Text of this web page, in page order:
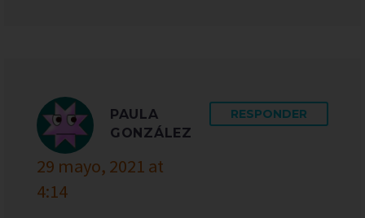
PAULA
GONZÁLEZ
29 mayo, 2021 at
4:14
RESPONDER